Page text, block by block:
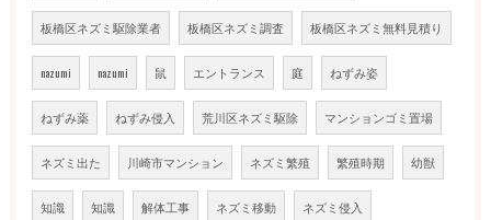
板橋区ネズミ駆除業者 板橋区ネズミ調査 板橋区ネズミ無料見積り
nazumi nazumi 鼠 エントランス 庭 ねずみ姿
ねずみ薬 ねずみ侵入 荒川区ネズミ駆除 マンションゴミ置場
ネズミ出た 川崎市マンション ネズミ繁殖 繁殖時期 幼獣
知識 知識 解体工事 ネズミ移動 ネズミ侵入